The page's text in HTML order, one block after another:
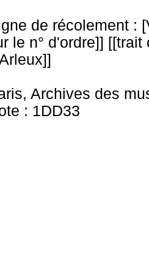
de récolement :
le n° d'ordre]]
Archives des
: 1DD33